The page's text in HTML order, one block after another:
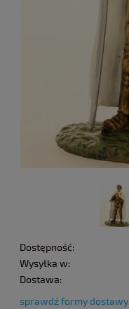
Dostępność:
Wysyłka w:
Dostawa:
Cena nie zawiera
sprawdź formy dostawy